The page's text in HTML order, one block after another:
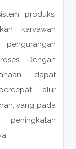
produksi
karyawan
Dengan
dapat
alur
yang pada